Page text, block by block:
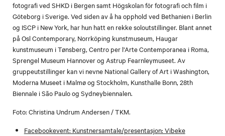
fotografi ved SHKD i Bergen samt Högskolan för fotografi och film i
Göteborg i Sverige. Ved siden av å ha opphold ved Bethanien i Berlin
og ISCP i New York, har hun hatt en rekke soloutstillinger. Blant annet
på Osl Contemporary, Norrköping kunstmuseum, Haugar
kunstmuseum i Tønsberg, Centro per l’Arte Contemporanea i Roma,
Sprengel Museum Hannover og Astrup Fearnleymuseet. Av
gruppeutstillinger kan vi nevne National Gallery of Art i Washington,
Moderna Museet i Malmø og Stockholm, Kunsthalle Bonn, 28th
Biennale i São Paulo og Sydneybiennalen.
Foto: Christina Undrum Andersen / TKM.
Facebookevent: Kunstnersamtale/presentasjon: Vibeke